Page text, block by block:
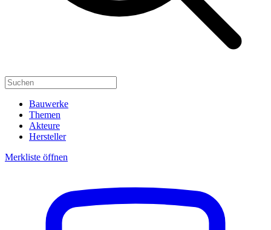
Bauwerke
Themen
Akteure
Hersteller
Merkliste öffnen